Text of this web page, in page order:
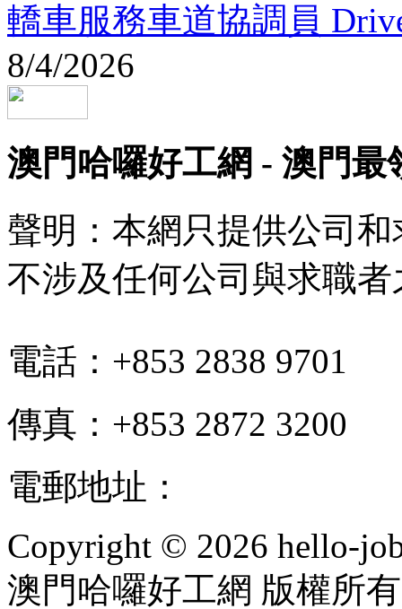
轎車服務車道協調員
8/4/2026
澳門哈囉好工網 - 澳門最
聲明：本網只提供公司
不涉及任何公司與求職
電話：+853 2838 9701
傳真：+853 2872 3200
電郵地址：
Copyright © 2026 hello-
澳門哈囉好工網 版權所有